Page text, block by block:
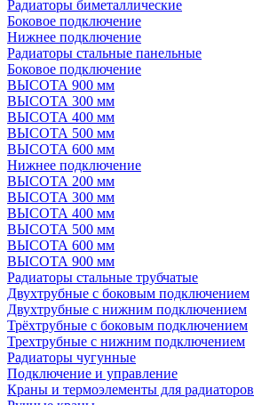
Радиаторы биметаллические
Боковое подключение
Нижнее подключение
Радиаторы стальные панельные
Боковое подключение
ВЫСОТА 900 мм
ВЫСОТА 300 мм
ВЫСОТА 400 мм
ВЫСОТА 500 мм
ВЫСОТА 600 мм
Нижнее подключение
ВЫСОТА 200 мм
ВЫСОТА 300 мм
ВЫСОТА 400 мм
ВЫСОТА 500 мм
ВЫСОТА 600 мм
ВЫСОТА 900 мм
Радиаторы стальные трубчатые
Двухтрубные с боковым подключением
Двухтрубные с нижним подключением
Трёхтрубные с боковым подключением
Трехтрубные с нижним подключением
Радиаторы чугунные
Подключение и управление
Краны и термоэлементы для радиаторов